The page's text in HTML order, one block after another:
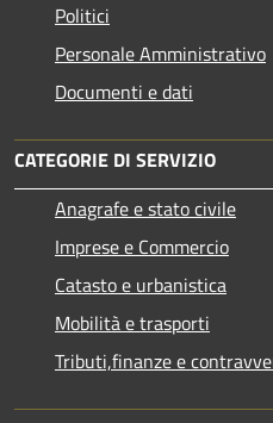
Politici
Personale Amministrativo
Documenti e dati
CATEGORIE DI SERVIZIO
Anagrafe e stato civile
Imprese e Commercio
Catasto e urbanistica
Mobilità e trasporti
Tributi,finanze e